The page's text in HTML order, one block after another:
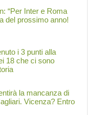
“Per Inter e Roma
del prossimo anno!
i 3 punti alla
18 che ci sono
la mancanza di
Vicenza? Entro